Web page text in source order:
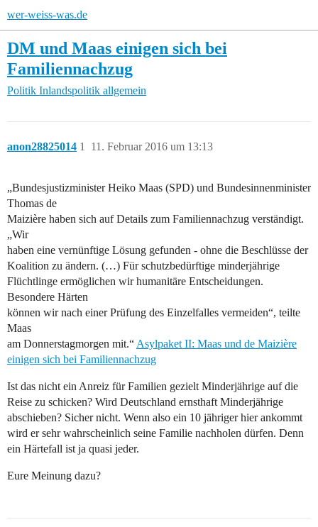
wer-weiss-was.de
DM und Maas einigen sich bei
Familiennachzug
Politik Inlandspolitik allgemein
anon28825014 11. Februar 2016 um 13:13
1
„Bundesjustizminister Heiko Maas (SPD) und Bundesinnenminister
Thomas de
Maizière haben sich auf Details zum Familiennachzug verständigt.
„Wir
haben eine vernünftige Lösung gefunden - ohne die Beschlüsse der
Koalition zu ändern. (…) Für schutzbedürftige minderjährige
Flüchtlinge ermöglichen wir humanitäre Entscheidungen.
Besondere Härten
können wir nach einer Prüfung des Einzelfalles vermeiden“, teilte
Maas
am Donnerstagmorgen mit.“ Asylpaket II: Maas und de Maizière
einigen sich bei Familiennachzug
Ist das nicht ein Anreiz für Familien gezielt Minderjährige auf die
Reise zu schicken? Wird Deutschland ernsthaft Minderjährige
abschieben? Sicher nicht. Wenn also ein 10 jähriger hier ankommt
wird er sehr wahrscheinlich seine Familie nachholen dürfen. Denn
ein Härtefall ist ja quasi jeder.
Eure Meinung dazu?